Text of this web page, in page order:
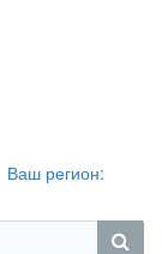
Ваш регион: